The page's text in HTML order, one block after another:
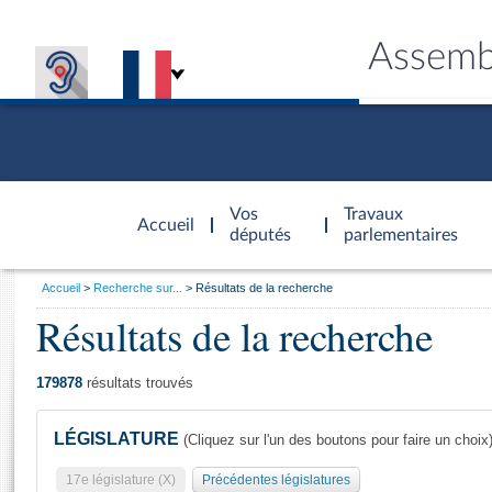
Accueil
d'accueil
Vos
députés
Travaux
parlementaires
Général
Vous
Accueil Recherche sur... Résultats de la recherche
Résultats de la recherche
179878 résultats trouvés
LÉGISLATURE (Cliquez sur l'un des boutons pour faire un choix)
17e législature (X) Précédentes législatures